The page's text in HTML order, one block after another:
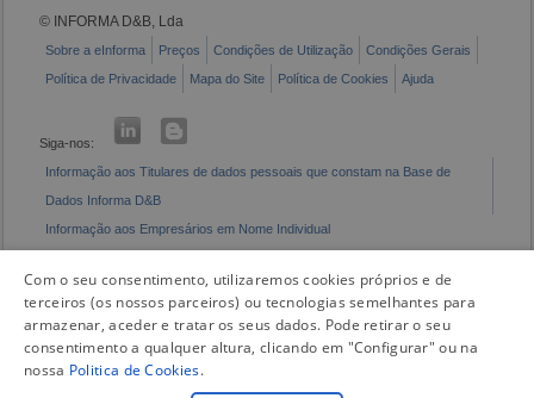
© INFORMA D&B, Lda
Sobre a eInforma Preços Condições de Utilização
Condições Gerais
Política de Privacidade
Mapa do Site Política de Cookies Ajuda
Siga-nos:
Informação aos Titulares de dados pessoais que constam na Base de
Dados Informa D&B
Informação aos Empresários em Nome Individual
Com o seu consentimento, utilizaremos cookies próprios e de
terceiros (os nossos parceiros) ou tecnologias semelhantes para
armazenar, aceder e tratar os seus dados. Pode retirar o seu
consentimento a qualquer altura, clicando em "Configurar" ou na
nossa Politica de Cookies.